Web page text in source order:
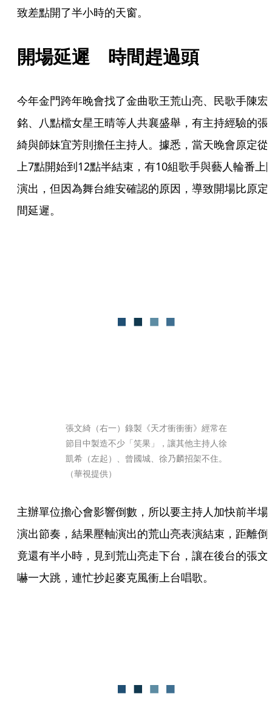
致差點開了半小時的天窗。
開場延遲　時間趕過頭
今年金門跨年晚會找了金曲歌王荒山亮、民歌手陳宏
銘、八點檔女星王晴等人共襄盛舉，有主持經驗的張
綺與師妹宜芳則擔任主持人。據悉，當天晚會原定從
上7點開始到12點半結束，有10組歌手與藝人輪番上
演出，但因為舞台維安確認的原因，導致開場比原定
間延遲。
張文綺（右一）錄製《天才衝衝衝》經常在
節目中製造不少「笑果」，讓其他主持人徐
凱希（左起）、曾國城、徐乃麟招架不住。
（華視提供）
主辦單位擔心會影響倒數，所以要主持人加快前半場
演出節奏，結果壓軸演出的荒山亮表演結束，距離倒
竟還有半小時，見到荒山亮走下台，讓在後台的張文
嚇一大跳，連忙抄起麥克風衝上台唱歌。